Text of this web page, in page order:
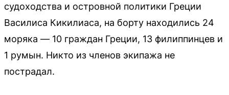
судоходства и островной политики Греции
Василиса Кикилиаса, на борту находились 24
моряка — 10 граждан Греции, 13 филиппинцев и
1 румын. Никто из членов экипажа не
пострадал.